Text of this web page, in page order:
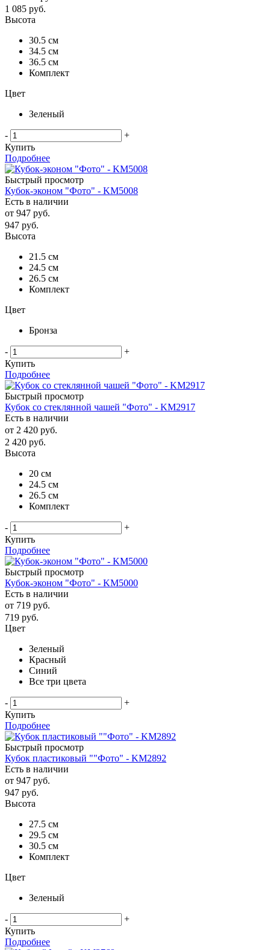
1 085 руб.
Высота
30.5 см
34.5 см
36.5 см
Комплект
Цвет
Зеленый
-
+
Купить
Подробнее
Быстрый просмотр
Кубок-эконом "Фото" - KM5008
Есть в наличии
от 947 руб.
947 руб.
Высота
21.5 см
24.5 см
26.5 см
Комплект
Цвет
Бронза
-
+
Купить
Подробнее
Быстрый просмотр
Кубок со стеклянной чашей "Фото" - KM2917
Есть в наличии
от 2 420 руб.
2 420 руб.
Высота
20 см
24.5 см
26.5 см
Комплект
-
+
Купить
Подробнее
Быстрый просмотр
Кубок-эконом "Фото" - KM5000
Есть в наличии
от 719 руб.
719 руб.
Цвет
Зеленый
Красный
Синий
Все три цвета
-
+
Купить
Подробнее
Быстрый просмотр
Кубок пластиковый ""Фото" - KM2892
Есть в наличии
от 947 руб.
947 руб.
Высота
27.5 см
29.5 см
30.5 см
Комплект
Цвет
Зеленый
-
+
Купить
Подробнее